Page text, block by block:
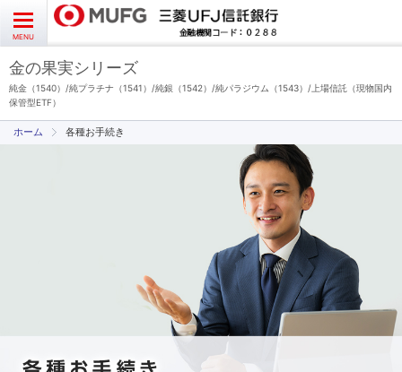
CLOSE
MENU
各種お手続き
金の果実シリーズ
純金（1540）/純プラチナ（1541）/純銀（1542）/純パラジウム（1543）/上場信託（現物国内
保管型ETF）
金の果実シリーズとは
商品ラインナップ
ブログ
データ・レポート
よくあるご質問 お問い合わせ